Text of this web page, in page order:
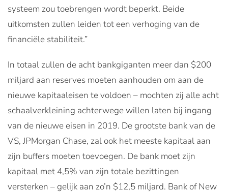
systeem zou toebrengen wordt beperkt. Beide
uitkomsten zullen leiden tot een verhoging van de
financiële stabiliteit.”
In totaal zullen de acht bankgiganten meer dan $200
miljard aan reserves moeten aanhouden om aan de
nieuwe kapitaaleisen te voldoen – mochten zij alle acht
schaalverkleining achterwege willen laten bij ingang
van de nieuwe eisen in 2019. De grootste bank van de
VS, JPMorgan Chase, zal ook het meeste kapitaal aan
zijn buffers moeten toevoegen. De bank moet zijn
kapitaal met 4,5% van zijn totale bezittingen
versterken – gelijk aan zo’n $12,5 miljard. Bank of New